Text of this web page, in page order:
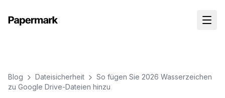
Blog Dateisicherheit
So fügen Sie 2026 Wasserzeichen
zu Google Drive-Dateien hinzu